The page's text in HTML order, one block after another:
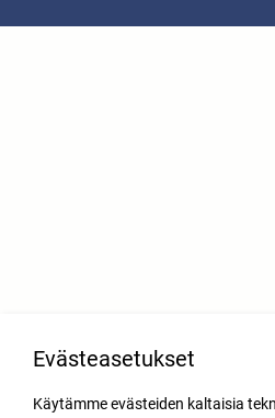
Evästeasetukset
Käytämme evästeiden kaltaisia